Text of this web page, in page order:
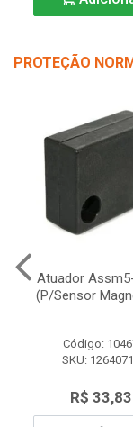
PROTEÇÃO
Atuador
(P/Sensor
Código:
SKU:
R$ 33,83